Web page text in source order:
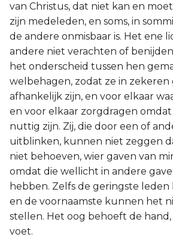
van Christus, dat niet kan en
zijn medeleden, en soms, in
de andere onmisbaar is. Het ene
andere niet verachten of
het onderscheid tussen hen
welbehagen, zodat ze in zekeren
afhankelijk zijn, en voor elkaar
en voor elkaar zorgdragen
nuttig zijn. Zij, die door een of
uitblinken, kunnen niet zeggen
niet behoeven, wier gaven van
omdat die wellicht in andere
hebben. Zelfs de geringste
en de voornaamste kunnen het
stellen. Het oog behoeft de
voet.